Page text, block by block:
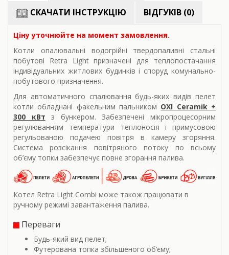
СКАЧАТИ ІНСТРУКЦІЮ ВІДГУКІВ (0)
Ціну уточнюйте на момент замовлення.
Котли опалювальні водогрійні твердопаливні стальні
побутові Retra Light призначені для теплопостачання
індивідуальних житлових будинків і споруд комунально-
побутового призначення.
Для автоматичного спалювання будь-яких видів пелет
котли обладнані факельним пальником OXI Ceramik +
300 кВт з бункером. Забезпечені мікропроцесорним
регулюванням температури теплоносія і примусовою
регульованою подачею повітря в камеру згоряння.
Система розсікання повітряного потоку по всьому
об’єму топки забезпечує повне згорання палива.
Котел Retra Light Combi може також працювати в
ручному режимі завантаження палива.
Переваги
Будь-який вид пелет;
Футерована топка збільшеного об’єму;